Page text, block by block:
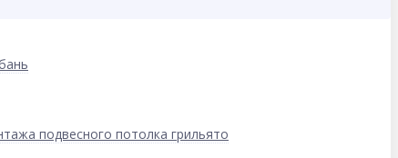
подвесного потолка грильято